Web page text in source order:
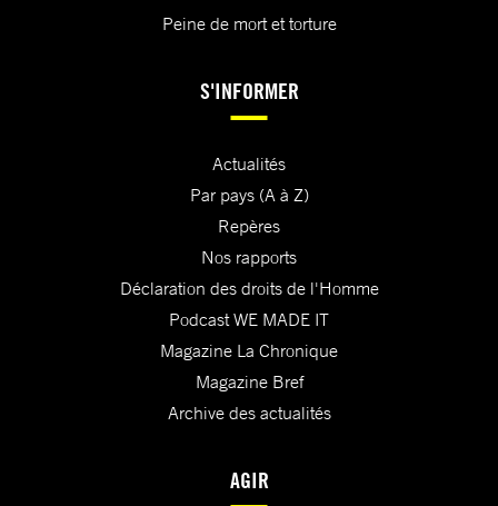
Peine de mort et torture
S'INFORMER
Actualités
Par pays (A à Z)
Repères
Nos rapports
Déclaration des droits de l'Homme
Podcast WE MADE IT
Magazine La Chronique
Magazine Bref
Archive des actualités
AGIR